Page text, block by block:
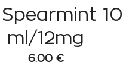
Spearmint 10
ml/12mg
6.00 €